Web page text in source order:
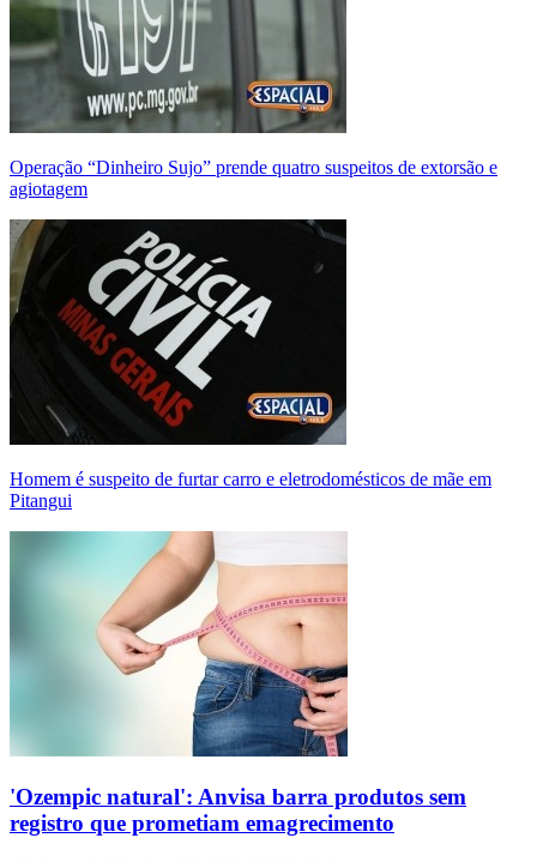
Operação “Dinheiro Sujo” prende quatro suspeitos de extorsão e
agiotagem
Homem é suspeito de furtar carro e eletrodomésticos de mãe em
Pitangui
'Ozempic natural': Anvisa barra produtos sem
registro que prometiam emagrecimento